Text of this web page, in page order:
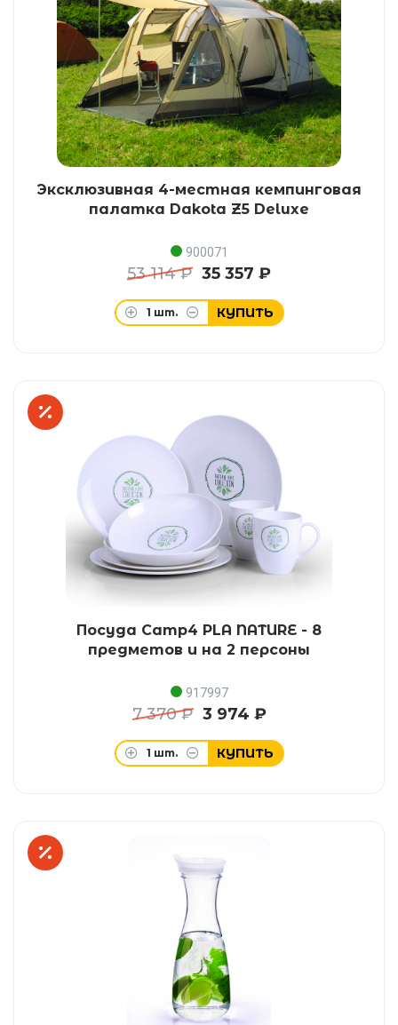
Эксклюзивная 4-местная кемпинговая
палатка Dakota Z5 Deluxe
900071
53 114 ₽ 35 357 ₽
1 шт. КУПИТЬ
Посуда Camp4 PLA NATURE - 8
предметов и на 2 персоны
917997
7 370 ₽ 3 974 ₽
1 шт. КУПИТЬ